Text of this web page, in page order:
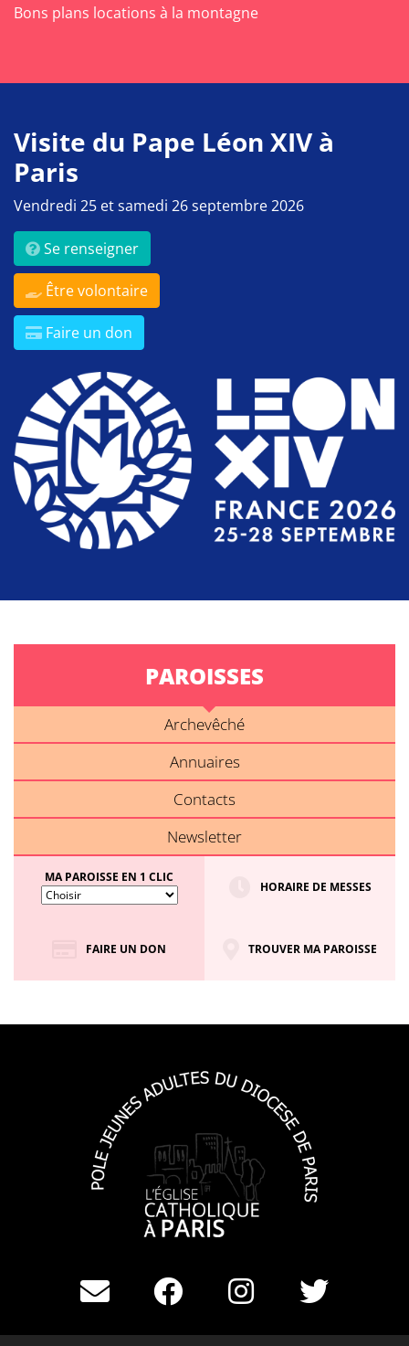
Bons plans locations à la montagne
Visite du Pape Léon XIV à
Paris
Vendredi 25 et samedi 26 septembre 2026
Se renseigner
Être volontaire
Faire un don
PAROISSES
Archevêché
Annuaires
Contacts
Newsletter
MA PAROISSE EN 1 CLIC
HORAIRE DE MESSES
FAIRE UN DON TROUVER MA PAROISSE